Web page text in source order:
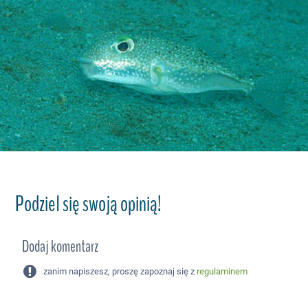
Podziel się swoją opinią!
Dodaj komentarz
zanim napiszesz, proszę zapoznaj się z regulaminem